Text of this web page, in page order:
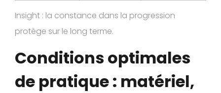
Insight : la constance dans la progression
protège sur le long terme.
Conditions optimales
de pratique : matériel,